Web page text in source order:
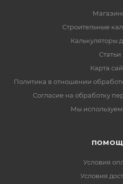
Строительные
Калькуляторы
Статьи
Карта
Политика в отношении
Согласие на обработку
Мы используем
Условия
Условия